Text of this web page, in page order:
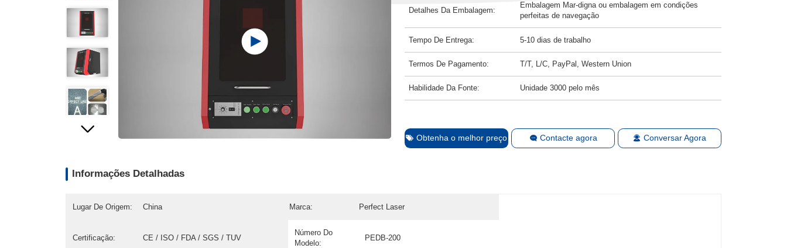
Detalhes Da Embalagem:
Embalagem Mar-digna ou embalagem em condições
perfeitas de navegação
Tempo De Entrega: 5-10 dias de trabalho
Termos De Pagamento: T/T, L/C, PayPal, Western Union
Habilidade Da Fonte: Unidade 3000 pelo mês
Obtenha o melhor preço Contacte agora Conversar Agora
Informações Detalhadas
Lugar De Origem: China Marca: Perfect Laser
Certificação: CE / ISO / FDA / SGS / TUV
Número Do
Modelo:
PEDB-200